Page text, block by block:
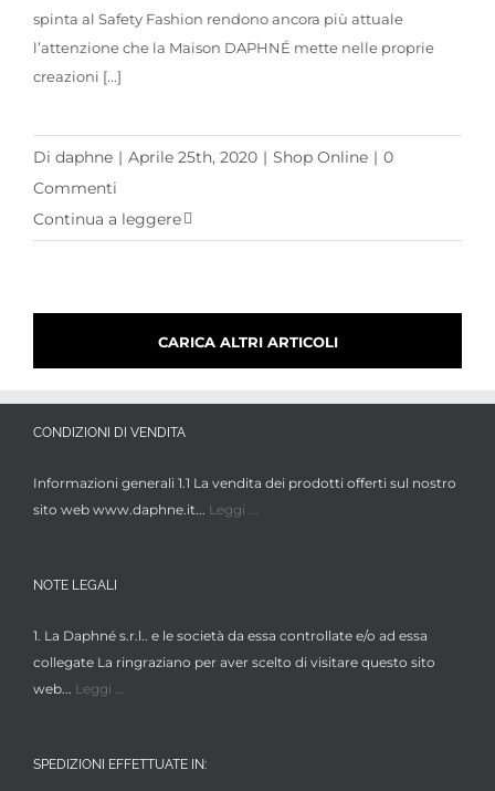
spinta al Safety Fashion rendono ancora più attuale
l’attenzione che la Maison DAPHNÉ mette nelle proprie
creazioni [...]
Di daphne | Aprile 25th, 2020 | Shop Online | 0
Commenti
Continua a leggere
CARICA ALTRI ARTICOLI
CONDIZIONI DI VENDITA
Informazioni generali 1.1 La vendita dei prodotti offerti sul nostro
sito web www.daphne.it... Leggi ...
NOTE LEGALI
1. La Daphné s.r.l.. e le società da essa controllate e/o ad essa
collegate La ringraziano per aver scelto di visitare questo sito
web... Leggi ...
SPEDIZIONI EFFETTUATE IN: